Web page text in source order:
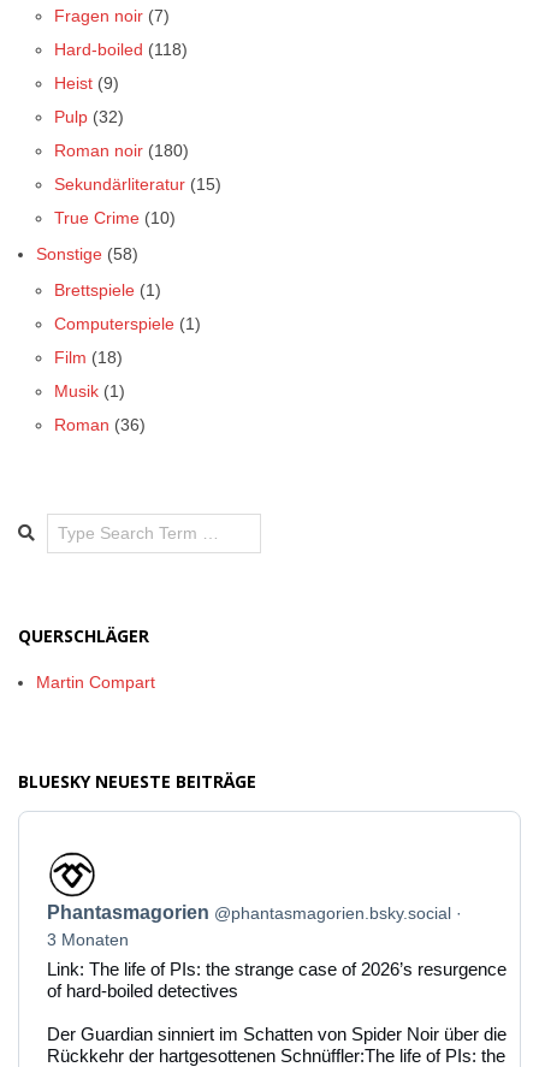
Fragen noir (7)
Hard-boiled (118)
Heist (9)
Pulp (32)
Roman noir (180)
Sekundärliteratur (15)
True Crime (10)
Sonstige (58)
Brettspiele (1)
Computerspiele (1)
Film (18)
Musik (1)
Roman (36)
Search
QUERSCHLÄGER
Martin Compart
BLUESKY NEUESTE BEITRÄGE
Beitrag
von
Phantasmagorien
auf
Bluesky
ansehen
Phantasmagorien @phantasmagorien.bsky.social
3 Monaten
Link: The life of PIs: the strange case of 2026’s resurgence
of hard-boiled detectives
Der Guardian sinniert im Schatten von Spider Noir über die
Rückkehr der hartgesottenen Schnüffler:The life of PIs: the